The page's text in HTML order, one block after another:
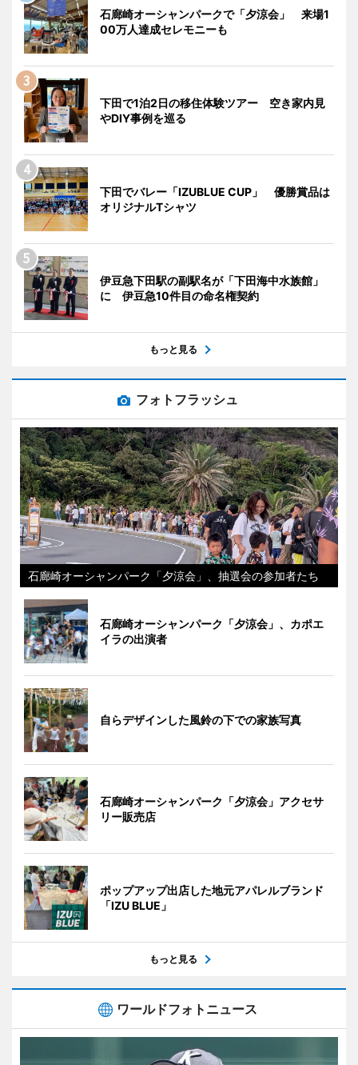
石廊崎オーシャンパークで「夕涼会」 来場1
00万人達成セレモニーも
下田で1泊2日の移住体験ツアー 空き家内見
やDIY事例を巡る
下田でバレー「IZUBLUE CUP」 優勝賞品は
オリジナルTシャツ
伊豆急下田駅の副駅名が「下田海中水族館」
に 伊豆急10件目の命名権契約
もっと見る
フォトフラッシュ
石廊崎オーシャンパーク「夕涼会」、抽選会の参加者たち
石廊崎オーシャンパーク「夕涼会」、カポエ
イラの出演者
自らデザインした風鈴の下での家族写真
石廊崎オーシャンパーク「夕涼会」アクセサ
リー販売店
ポップアップ出店した地元アパレルブランド
「IZU BLUE」
もっと見る
ワールドフォトニュース